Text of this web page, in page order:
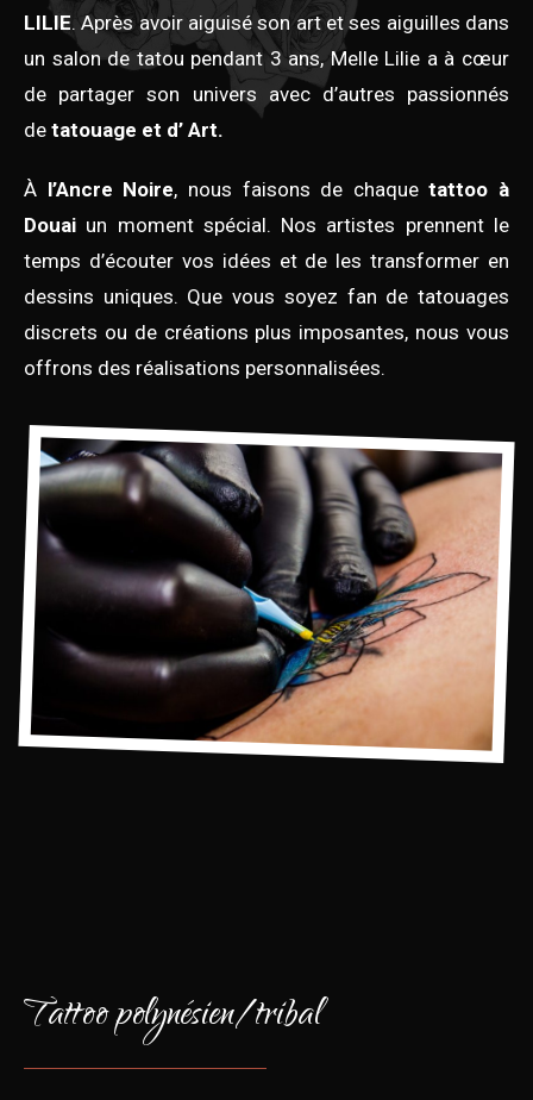
LILIE. Après avoir aiguisé son art et ses aiguilles dans
un salon de tatou pendant 3 ans, Melle Lilie a à cœur
de partager son univers avec d’autres passionnés
de tatouage et d’ Art.
À l’Ancre Noire, nous faisons de chaquetattoo à
Douai un moment spécial. Nos artistes prennent le
temps d’écouter vos idées et de les transformer en
dessins uniques. Que vous soyez fan de tatouages
discrets ou de créations plus imposantes, nous vous
offrons des réalisations personnalisées.
Tattoo polynésien/tribal